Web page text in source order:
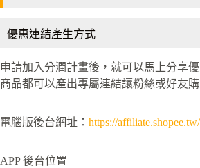
優惠連結產生方式
申請加入分潤計畫後，就可以馬上分享
商品都可以產出專屬連結讓粉絲或好友購
電腦版後台網址： https://
APP 後台位置